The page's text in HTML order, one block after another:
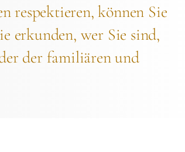
respektieren, können Sie
erkunden, wer Sie sind,
der familiären und